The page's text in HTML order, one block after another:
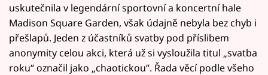
uskutečnila v legendární sportovní a koncertní hale
Madison Square Garden, však údajně nebyla bez chyb i
přešlapů. Jeden z účastníků svatby pod příslibem
anonymity celou akci, která už si vysloužila titul „svatba
roku“ označil jako „chaotickou“. Řada věcí podle všeho